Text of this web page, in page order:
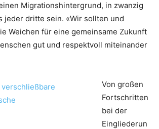
Migrationshintergrund, in zwanzig
jeder dritte sein. «Wir sollten und
Weichen für eine gemeinsame Zukunft
gut und respektvoll miteinander
Von großen
Fortschritten
bei der
Eingliederun